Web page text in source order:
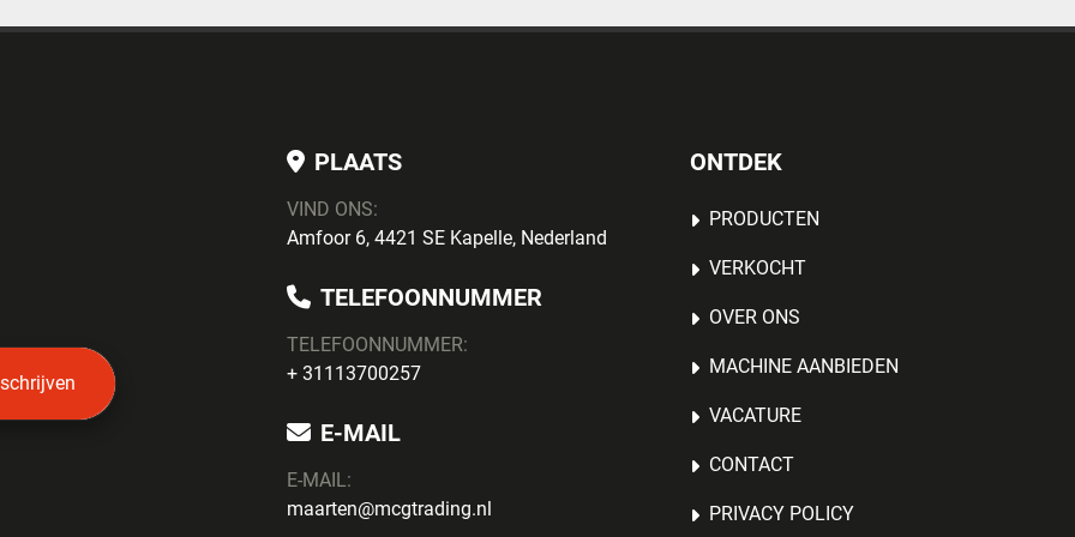
PLAATS
VIND ONS:
Amfoor 6, 4421 SE Kapelle, Nederland
TELEFOONNUMMER
TELEFOONNUMMER:
+ 31113700257
E-MAIL
E-MAIL:
maarten@mcgtrading.nl
ONTDEK
PRODUCTEN
VERKOCHT
OVER ONS
MACHINE AANBIEDEN
VACATURE
CONTACT
PRIVACY POLICY